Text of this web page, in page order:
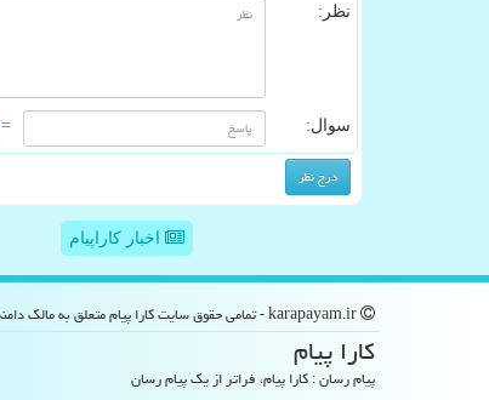
نظر:
سوال: = ۳ بعلاوه ۵
اخبار کاراپیام
كارا پیام
پیام رسان : کارا پیام، فراتر از یک پیام رسان